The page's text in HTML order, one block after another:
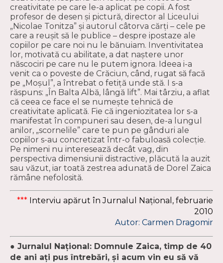
creativitate pe care le-a aplicat pe copii. A fost
profesor de desen şi pictură, director al Liceului
„Nicolae Tonitza” şi autorul câtorva cărţi – cele pe
care a reuşit să le publice – despre ipostaze ale
copiilor pe care noi nu le bănuiam. Inventivitatea
lor, motivată cu abilitate, a dat naştere unor
născociri pe care nu le putem ignora. Ideea i-a
venit ca o poveste de Crăciun, când, rugat să facă
pe „Moşul”, a întrebat o fetiţă unde stă. I s-a
răspuns: „În Balta Albă, lângă lift”. Mai târziu, a aflat
că ceea ce face el se numeşte tehnică de
creativitate aplicată. Fie că ingeniozitatea lor s-a
manifestat în compuneri sau desen, de-a lungul
anilor, „scornelile” care te pun pe gânduri ale
copiilor s-au concretizat într-o fabuloasă colecţie.
Pe nimeni nu interesează decât vag, din
perspectiva dimensiunii distractive, plăcută la auzit
sau văzut, iar toată zestrea adunată de Dorel Zaica
rămâne nefolosită.
*** Interviu apărut în Jurnalul Național, februarie
2010
Autor: Carmen Dragomir
● Jurnalul Naţional: Domnule Zaica, timp de 40
de ani aţi pus întrebări, şi acum vin eu să vă